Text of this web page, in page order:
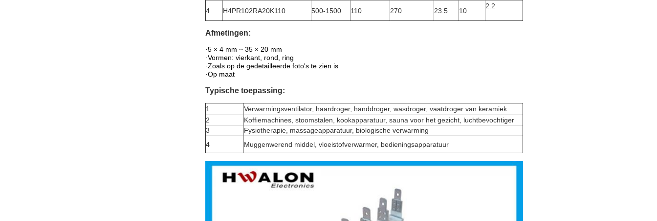
4
H4PR102RA20K110 500-1500 110 270 23.5 10
2.2
Afmetingen:
·5 × 4 mm ~ 35 × 20 mm
·Vormen: vierkant, rond, ring
·Zoals op de gedetailleerde foto's te zien is
·Op maat
Typische toepassing:
1
Verwarmingsventilator, haardroger, handdroger, wasdroger, vaatdroger van keramiek
2
Koffiemachines, stoomstalen, kookapparatuur, sauna voor het gezicht, luchtbevochtiger
3
Fysiotherapie, massageapparatuur, biologische verwarming
4
Muggenwerend middel, vloeistofverwarmer, bedieningsapparatuur